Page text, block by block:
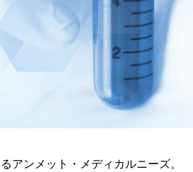
アンメット・メディカルニーズ。